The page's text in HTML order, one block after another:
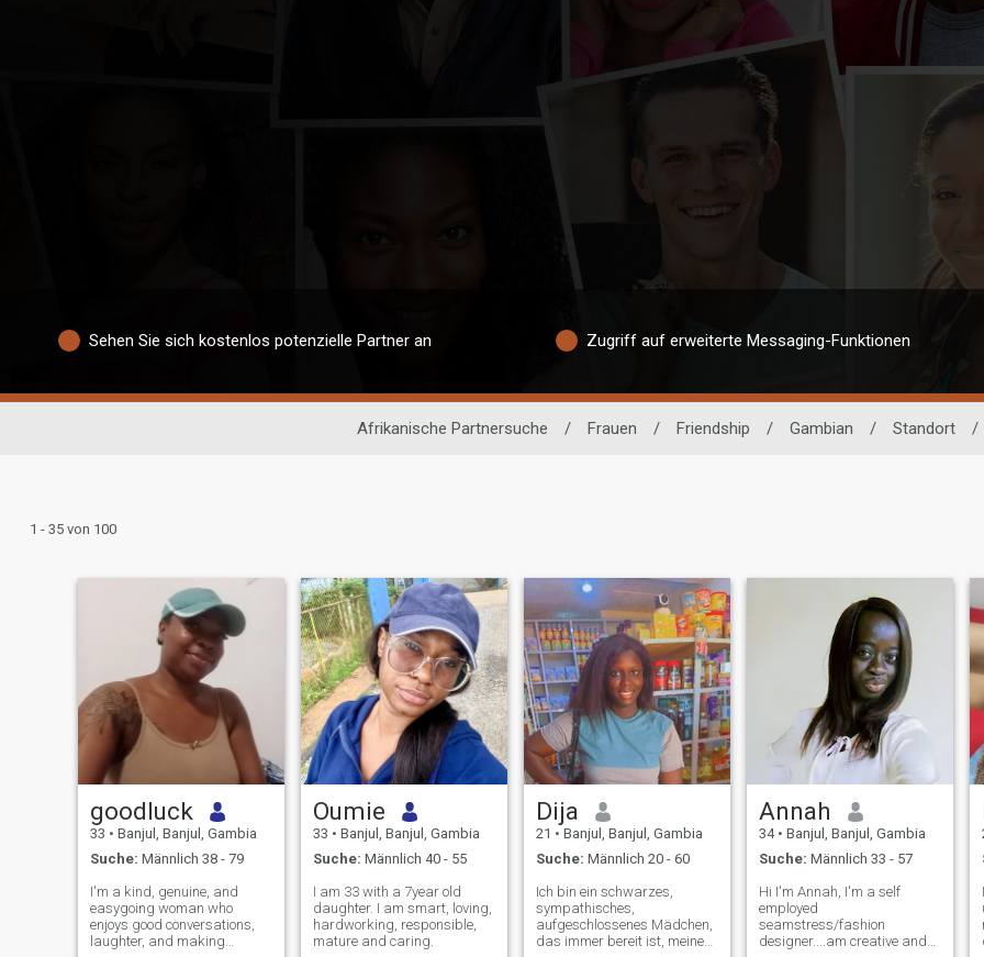
Sehen Sie sich kostenlos potenzielle Partner an Zugriff auf erweiterte Messaging-Funktionen
Afrikanische Partnersuche / Frauen / Friendship / Gambian / Standort /
1 - 35 von 100
goodluck
33 • Banjul, Banjul, Gambia
Suche: Männlich 38 - 79
I'm a kind, genuine, and
easygoing woman who
enjoys good conversations,
laughter, and making
Oumie
33 • Banjul, Banjul, Gambia
Suche: Männlich 40 - 55
I am 33 with a 7year old
daughter. I am smart, loving,
hardworking, responsible,
mature and caring.
Dija
21 • Banjul, Banjul, Gambia
Suche: Männlich 20 - 60
Ich bin ein schwarzes,
sympathisches,
aufgeschlossenes Mädchen,
das immer bereit ist, meinem
Annah
34 • Banjul, Banjul, Gambia
Suche: Männlich 33 - 57
Hi I'm Annah, I'm a self
employed
seamstress/fashion
designer....am creative and